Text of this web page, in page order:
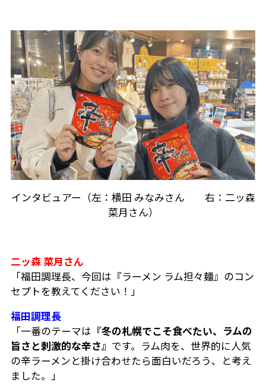
インタビュアー（左：横田 みなみさん 右：二ッ森
菜月さん）
二ッ森 菜月さん
「福田調理長、今回は『ラーメン ラム担々麺』のコン
セプトを教えてください！」
福田調理長
「一番のテーマは 『冬の札幌でこそ食べたい、ラムの
旨さと刺激的な辛さ』 です。ラム肉を、世界的に人気
の辛ラーメンと掛け合わせたら面白いだろう、と考え
ました。」